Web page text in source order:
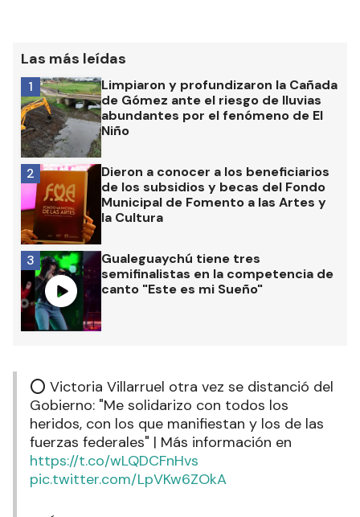
Las más leídas
Limpiaron y profundizaron la Cañada
de Gómez ante el riesgo de lluvias
abundantes por el fenómeno de El
Niño
1
Dieron a conocer a los beneficiarios
de los subsidios y becas del Fondo
Municipal de Fomento a las Artes y
la Cultura
2
Gualeguaychú tiene tres
semifinalistas en la competencia de
canto "Este es mi Sueño"
3
⭕️ Victoria Villarruel otra vez se distanció del
Gobierno: "Me solidarizo con todos los
heridos, con los que manifiestan y los de las
fuerzas federales" | Más información en
https://t.co/wLQDCFnHvs
pic.twitter.com/LpVKw6ZOkA